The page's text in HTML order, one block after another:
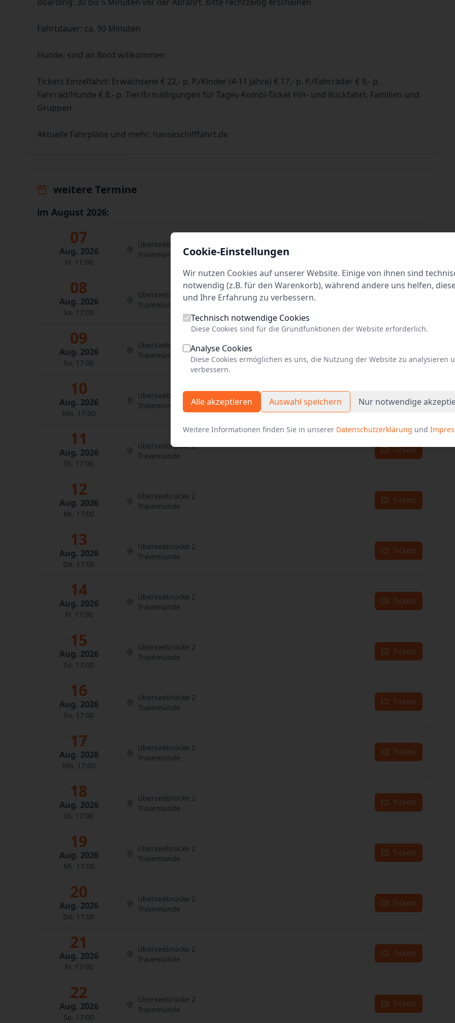
Fahrtdauer: ca. 90 Minuten
Hunde: sind an Bord willkommen
Tickets Einzelfahrt: Erwachsene € 22,- p. P./Kinder (4-11 Jahre) € 17,- p. P./Fahrräder € 9,- p.
Fahrrad/Hunde € 8,- p. Tier/Ermäßigungen für Tages-Kombi-Ticket Hin- und Rückfahrt, Familien und
Gruppen
Aktuelle Fahrpläne und mehr: hanseschifffahrt.de
weitere Termine
im August 2026:
07
Aug. 2026
Fr. 17:00
Überseebrücke 2
Travemünde
08
Aug. 2026
Sa. 17:00
Überseebrücke 2
Travemünde
09
Aug. 2026
So. 17:00
Überseebrücke 2
Travemünde
10
Aug. 2026
Mo. 17:00
Überseebrücke 2
Travemünde
Tickets
11
Aug. 2026
Di. 17:00
Überseebrücke 2
Travemünde
Tickets
12
Aug. 2026
Mi. 17:00
Überseebrücke 2
Travemünde
Tickets
13
Aug. 2026
Do. 17:00
Überseebrücke 2
Travemünde
Tickets
14
Aug. 2026
Fr. 17:00
Überseebrücke 2
Travemünde
Tickets
15
Aug. 2026
Sa. 17:00
Überseebrücke 2
Travemünde
Tickets
16
Aug. 2026
So. 17:00
Überseebrücke 2
Travemünde
Tickets
17
Aug. 2026
Mo. 17:00
Überseebrücke 2
Travemünde
Tickets
18
Aug. 2026
Di. 17:00
Überseebrücke 2
Travemünde
Tickets
19
Aug. 2026
Mi. 17:00
Überseebrücke 2
Travemünde
Tickets
20
Aug. 2026
Do. 17:00
Überseebrücke 2
Travemünde
Tickets
21
Aug. 2026
Fr. 17:00
Überseebrücke 2
Travemünde
Tickets
22
Aug. 2026
Sa. 17:00
Überseebrücke 2
Travemünde
Tickets
Cookie-Einstellungen
Wir nutzen Cookies auf unserer Website. Einige von ihnen sind
notwendig (z.B. für den Warenkorb), während andere uns helfen,
und Ihre Erfahrung zu verbessern.
Technisch notwendige Cookies
Diese Cookies sind für die Grundfunktionen der Website erforderlich.
Analyse Cookies
Diese Cookies ermöglichen es uns, die Nutzung der Website zu analysieren
verbessern.
Alle akzeptieren Auswahl speichern Nur notwendige
Weitere Informationen finden Sie in unserer Datenschutzerklärung und